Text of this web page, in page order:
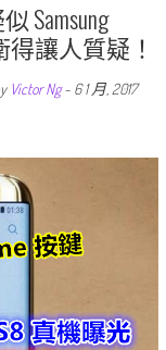
Samsung
得讓人質疑！
Victor Ng- 6 1 月, 2017